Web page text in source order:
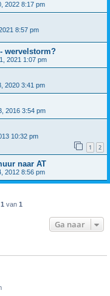
2022 8:17 pm
8:57 pm
wervelstorm?
2021 1:07 pm
2020 3:41 pm
2016 3:54 pm
10:32 pm
1 2
naar AT
2012 8:56 pm
1 van 1
Ga naar